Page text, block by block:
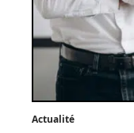
Actualité